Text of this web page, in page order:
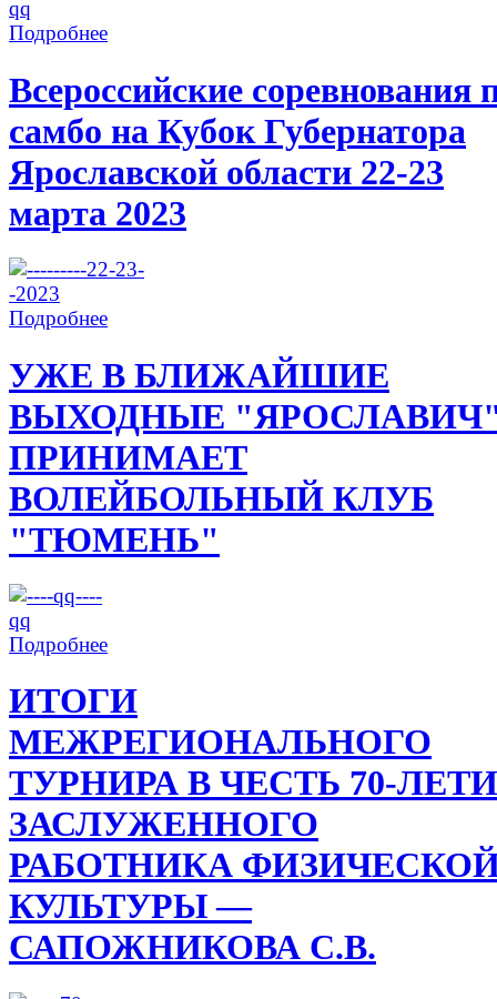
Подробнее
Всероссийские соревнования
самбо на Кубок Губернатора
Ярославской области 22-23
марта 2023
Подробнее
УЖЕ В БЛИЖАЙШИЕ
ВЫХОДНЫЕ
ПРИНИМАЕТ
ВОЛЕЙБОЛЬНЫЙ КЛУБ
"ТЮМЕНЬ"
Подробнее
ИТОГИ
МЕЖРЕГИОНАЛЬНОГО
ТУРНИРА В ЧЕСТЬ 70-
ЗАСЛУЖЕННОГО
РАБОТНИКА
КУЛЬТУРЫ —
САПОЖНИКОВА С.В.